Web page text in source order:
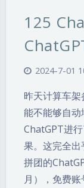
125
2024-7-01
昨天计算车
能不能够自
ChatGPT进
果。这完全
拼团的
月），免费